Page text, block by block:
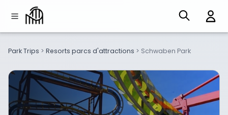
Park Trips > Resorts parcs d'attractions > Schwaben Park